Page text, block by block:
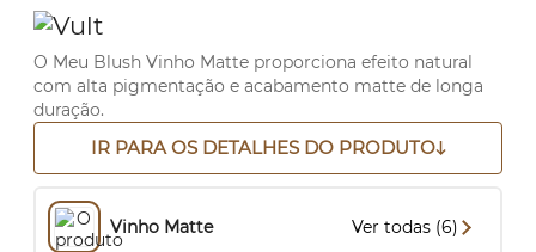
O Meu Blush Vinho Matte proporciona efeito natural
com alta pigmentação e acabamento matte de longa
duração.
IR PARA OS DETALHES DO PRODUTO
Vinho Matte Ver todas (6)